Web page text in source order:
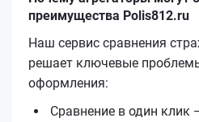
преимущества Polis812.ru
Наш сервис сравнения
решает ключевые
оформления:
Сравнение в один клик